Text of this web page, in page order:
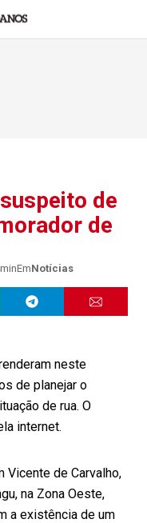
de
de
EmNotícias
neste
de planejar o
de rua. O
internet.
Vicente de Carvalho,
na Zona Oeste,
a existência de um